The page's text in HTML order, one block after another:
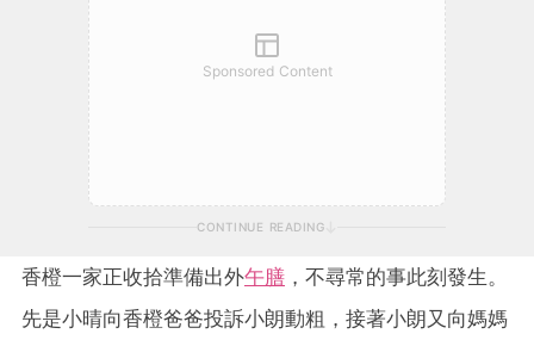
Sponsored Content
CONTINUE READING
香橙一家正收拾準備出外午膳 ，不尋常的事此刻發生。
先是小晴向香橙爸爸投訴小朗動粗，接著小朗又向媽媽